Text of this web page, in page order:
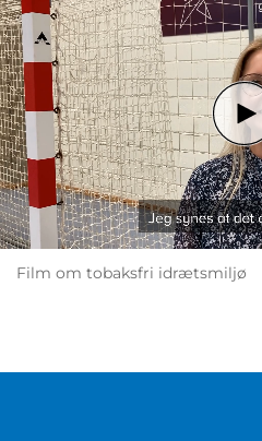
Film om tobaksfri idrætsmiljø